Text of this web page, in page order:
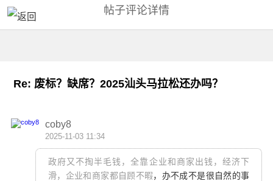
帖子评论详情
Re: 废标？缺席？2025汕头马拉松还办吗？
coby8
2025-11-03 11:34
政府又不掏半毛钱，全靠企业和商家出钱，经济下
滑，企业和商家都自顾不暇，办不成不是很自然的事